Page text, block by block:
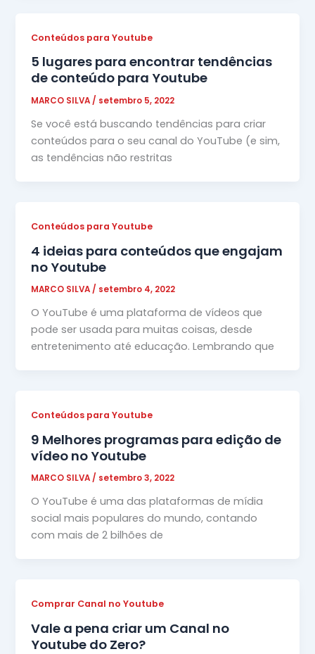
Conteúdos para Youtube
5 lugares para encontrar tendências
de conteúdo para Youtube
MARCO SILVA / setembro 5, 2022
Se você está buscando tendências para criar
conteúdos para o seu canal do YouTube (e sim,
as tendências não restritas
Conteúdos para Youtube
4 ideias para conteúdos que engajam
no Youtube
MARCO SILVA/ setembro 4, 2022
O YouTube é uma plataforma de vídeos que
pode ser usada para muitas coisas, desde
entretenimento até educação. Lembrando que
Conteúdos para Youtube
9 Melhores programas para edição de
vídeo no Youtube
MARCO SILVA/ setembro 3, 2022
O YouTube é uma das plataformas de mídia
social mais populares do mundo, contando
com mais de 2 bilhões de
Comprar Canal no Youtube
Vale a pena criar um Canal no
Youtube do Zero?